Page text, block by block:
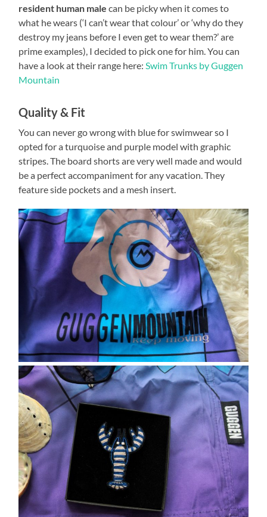
resident human male can be picky when it comes to
what he wears (‘I can’t wear that colour’ or ‘why do they
destroy my jeans before I even get to wear them?’ are
prime examples), I decided to pick one for him. You can
have a look at their range here: Swim Trunks by Guggen
Mountain
Quality & Fit
You can never go wrong with blue for swimwear so I
opted for a turquoise and purple model with graphic
stripes. The board shorts are very well made and would
be a perfect accompaniment for any vacation. They
feature side pockets and a mesh insert.